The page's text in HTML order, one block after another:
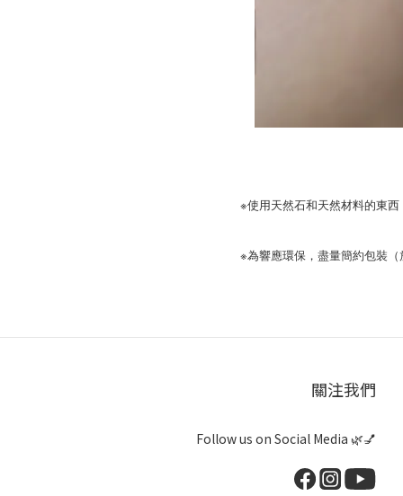
※使用天然石和天然材料的東
※為響應環保，盡量簡約包裝（
關注我們
Follow us on Social Media 🌿💅